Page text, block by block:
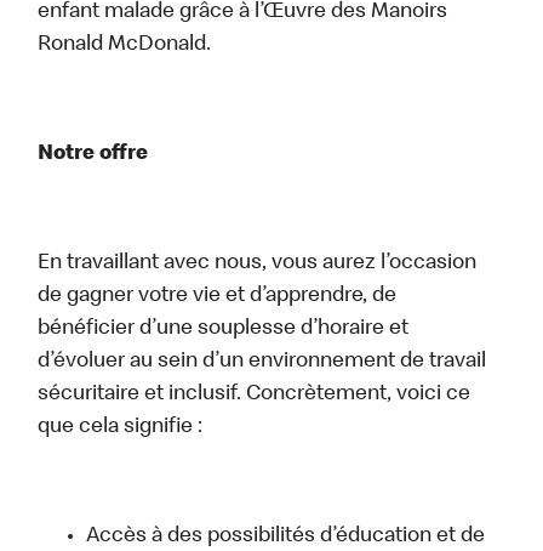
enfant malade grâce à l’Œuvre des Manoirs
Ronald McDonald.
Notre offre
En travaillant avec nous, vous aurez l’occasion
de gagner votre vie et d’apprendre, de
bénéficier d’une souplesse d’horaire et
d’évoluer au sein d’un environnement de travail
sécuritaire et inclusif. Concrètement, voici ce
que cela signifie :
Accès à des possibilités d’éducation et de